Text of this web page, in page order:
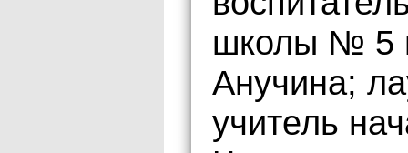
школы № 5
Анучина;
учитель